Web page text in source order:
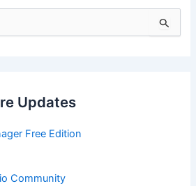
Updates
Free Edition
Community